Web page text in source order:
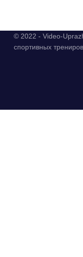
© 2022 - Video-
спортивных